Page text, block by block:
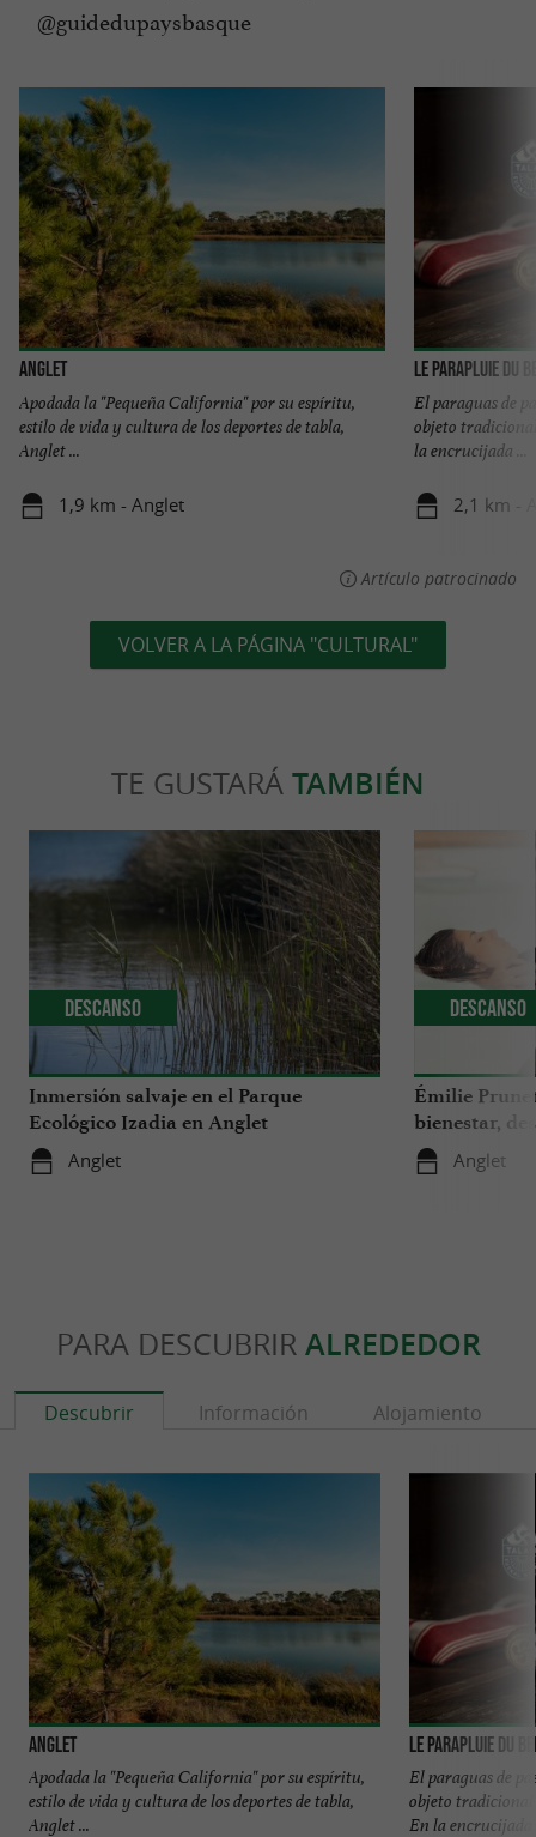
@guidedupaysbasque
Anglet
Apodada la "Pequeña California" por su espíritu,
estilo de vida y cultura de los deportes de tabla,
Anglet ...
1,9 km - Anglet
Le Parapluie du
El paraguas de
objeto
la encrucijada ...
2,1 km -
Artículo patrocinado
VOLVER A LA PÁGINA "CULTURAL"
TE GUSTARÁ TAMBIÉN
Inmersión salvaje en el Parque
Ecológico Izadia en Anglet
Anglet
Descanso
Émilie
bienestar,
el País Vasco
Anglet
Descanso
PARA DESCUBRIR ALREDEDOR
Descubrir Información Alojamiento
Anglet
Apodada la "Pequeña California" por su espíritu,
estilo de vida y cultura de los deportes de tabla,
Anglet ...
Le Parapluie du
El paraguas de
objeto tradicional
En la encrucijada